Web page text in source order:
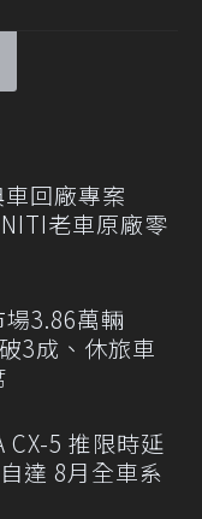
車回廠專案
老車原廠零
3.86萬輛
3成、休旅車
CX-5 推限時延
達 8月全車系